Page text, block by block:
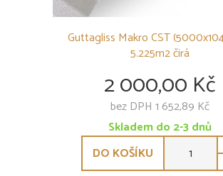
OSTATNÍ
Guttagliss Makro CST
5.225m2 čirá
2 000,00 Kč
bez DPH 1 652,89 Kč
Skladem do 2-3 dnů
DO KOŠÍKU